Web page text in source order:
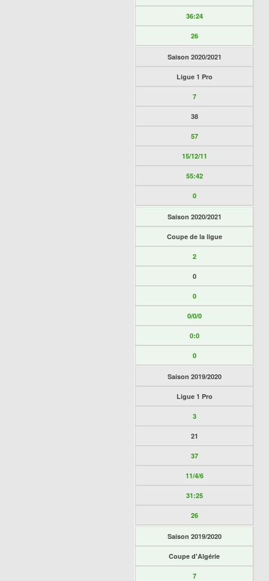
36:24
26
Saison 2020/2021
Ligue 1 Pro
7
38
57
15/12/11
55:42
0
Saison 2020/2021
Coupe de la ligue
2
0
0
0/0/0
0:0
0
Saison 2019/2020
Ligue 1 Pro
3
21
37
11/4/6
31:25
26
Saison 2019/2020
Coupe d'Algérie
7